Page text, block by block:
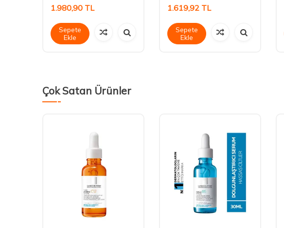
1.980,90 TL
Sepete
Ekle
1.619,92 TL
Sepete
Ekle
Çok Satan Ürünler